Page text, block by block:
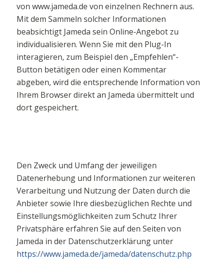
von www.jameda.de von einzelnen Rechnern aus.
Mit dem Sammeln solcher Informationen
beabsichtigt Jameda sein Online-Angebot zu
individualisieren. Wenn Sie mit den Plug-In
interagieren, zum Beispiel den „Empfehlen“-
Button betätigen oder einen Kommentar
abgeben, wird die entsprechende Information von
Ihrem Browser direkt an Jameda übermittelt und
dort gespeichert.
Den Zweck und Umfang der jeweiligen
Datenerhebung und Informationen zur weiteren
Verarbeitung und Nutzung der Daten durch die
Anbieter sowie Ihre diesbezüglichen Rechte und
Einstellungsmöglichkeiten zum Schutz Ihrer
Privatsphäre erfahren Sie auf den Seiten von
Jameda in der Datenschutzerklärung unter
https://www.jameda.de/jameda/datenschutz.php